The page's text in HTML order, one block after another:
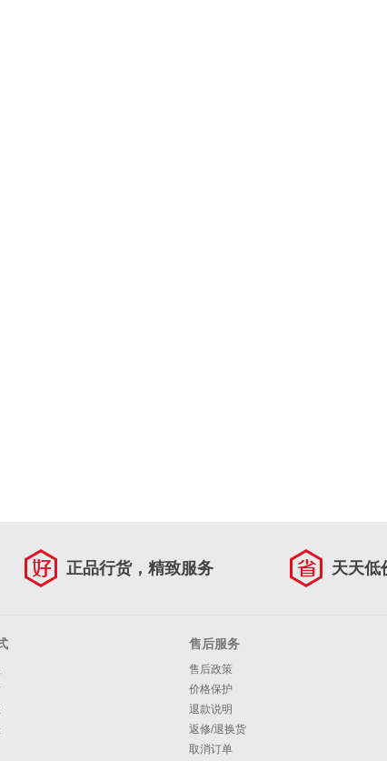
正品行货，精致服务 天天低
售后服务
售后政策
价格保护
退款说明
返修/退换货
取消订单